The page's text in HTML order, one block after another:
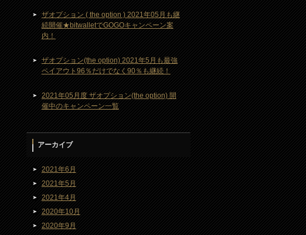
ザオプション ( the option ) 2021年05月も継
続開催★bitwalletでGOGOキャンペーン案
内！
ザオプション(the option) 2021年5月も最強
ペイアウト96％だけでなく90％も継続！
2021年05月度 ザオプション(the option) 開
催中のキャンペーン一覧
アーカイブ
2021年6月
2021年5月
2021年4月
2020年10月
2020年9月